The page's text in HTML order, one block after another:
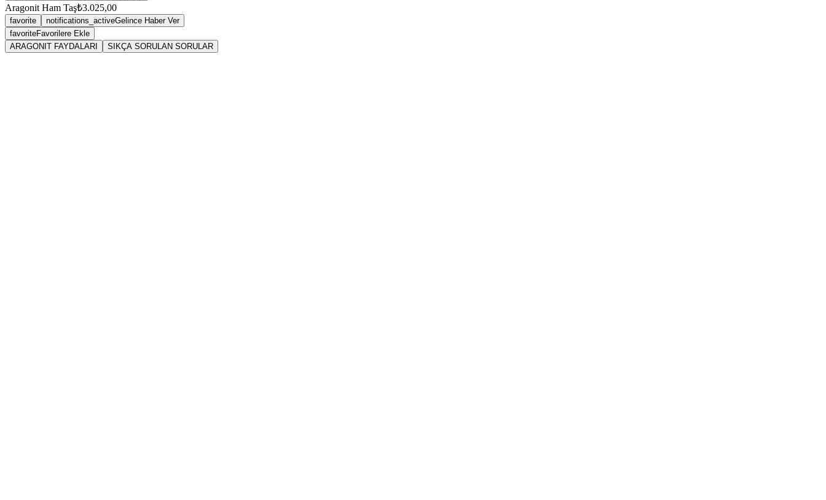
Aragonit Ham Taş₺3.025,00
favorite notifications_activeGelince Haber Ver
favoriteFavorilere Ekle
ARAGONIT FAYDALARI
SIKÇA SORULAN SORULAR